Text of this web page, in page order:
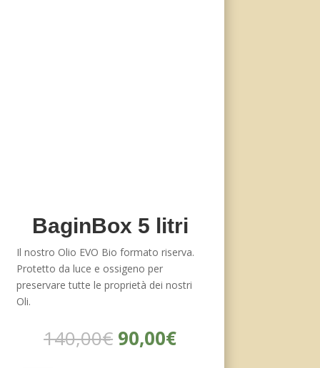
BaginBox 5 litri
Il nostro Olio EVO Bio formato riserva.
Protetto da luce e ossigeno per
preservare tutte le proprietà dei nostri
Oli.
140,00€ Il
prezzo
90,00€Il